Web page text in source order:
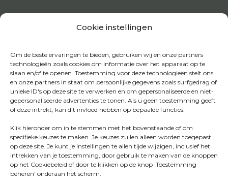
Cookie instellingen
Om de beste ervaringen te bieden, gebruiken wij en onze partners
technologieën zoals cookies om informatie over het apparaat op te
slaan en/of te openen. Toestemming voor deze technologieën stelt ons
en onze partners in staat om persoonlijke gegevens zoals surfgedrag of
unieke ID's op deze site te verwerken en om gepersonaliseerde en niet-
gepersonaliseerde advertenties te tonen. Als u geen toestemming geeft
of deze intrekt, kan dit invloed hebben op bepaalde functies.
Klik hieronder om in te stemmen met het bovenstaande of om
specifieke keuzes te maken. Je keuzes zullen alleen worden toegepast
op deze site. Je kunt je instellingen te allen tijde wijzigen, inclusief het
intrekken van je toestemming, door gebruik te maken van de knoppen
op het Cookiebeleid of door te klikken op de knop 'Toestemming
beheren' onderaan het scherm.